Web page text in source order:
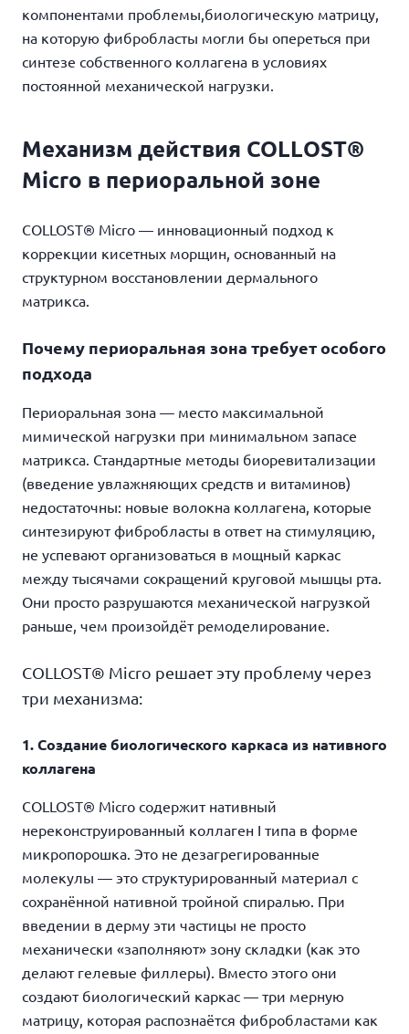
компонентами проблемы,биологическую матрицу,
на которую фибробласты могли бы опереться при
синтезе собственного коллагена в условиях
постоянной механической нагрузки.
Механизм действия COLLOST®
Micro в периоральной зоне
COLLOST® Micro — инновационный подход к
коррекции кисетных морщин, основанный на
структурном восстановлении дермального
матрикса.
Почему периоральная зона требует особого
подхода
Периоральная зона — место максимальной
мимической нагрузки при минимальном запасе
матрикса. Стандартные методы биоревитализации
(введение увлажняющих средств и витаминов)
недостаточны: новые волокна коллагена, которые
синтезируют фибробласты в ответ на стимуляцию,
не успевают организоваться в мощный каркас
между тысячами сокращений круговой мышцы рта.
Они просто разрушаются механической нагрузкой
раньше, чем произойдёт ремоделирование.
COLLOST® Micro решает эту проблему через
три механизма:
1. Создание биологического каркаса из нативного
коллагена
COLLOST® Micro содержит нативный
нереконструированный коллаген I типа в форме
микропорошка. Это не дезагрегированные
молекулы — это структурированный материал с
сохранённой нативной тройной спиралью. При
введении в дерму эти частицы не просто
механически «заполняют» зону складки (как это
делают гелевые филлеры). Вместо этого они
создают биологический каркас — три мерную
матрицу, которая распознаётся фибробластами как